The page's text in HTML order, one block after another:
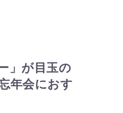
」が目玉の
年会におす